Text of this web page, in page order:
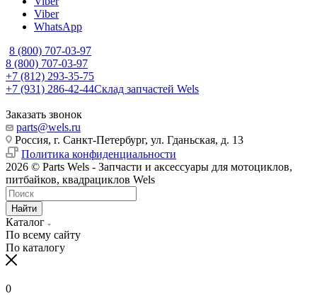
Viber
WhatsApp
8 (800) 707-03-97
8 (800) 707-03-97
+7 (812) 293-35-75
+7 (931) 286-42-44Склад запчастей Wels
Заказать звонок
parts@wels.ru
Россия, г. Санкт-Петербург, ул. Гданьская, д. 13
Политика конфиденциальности
2026 © Parts Wels - Запчасти и аксессуары для мотоциклов,
питбайков, квадрациклов Wels
Найти
Каталог
По всему сайту
По каталогу
0